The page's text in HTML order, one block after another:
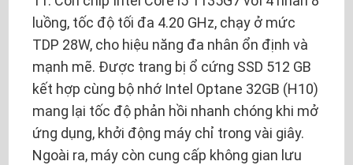
luồng, tốc độ tối đa 4.20 GHz, chạy ở mức
TDP 28W, cho hiệu năng đa nhân ổn định và
mạnh mẽ. Được trang bị ổ cứng SSD 512 GB
kết hợp cùng bộ nhớ Intel Optane 32GB (H10)
mang lại tốc độ phản hồi nhanh chóng khi mở
ứng dụng, khởi động máy chỉ trong vài giây.
Ngoài ra, máy còn cung cấp không gian lưu